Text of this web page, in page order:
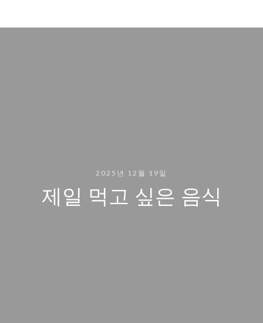
2025년 12월 19일
제일 먹고 싶은 음식